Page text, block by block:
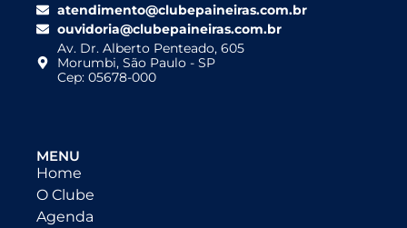
atendimento@clubepaineiras.com.br
ouvidoria@clubepaineiras.com.br
Av. Dr. Alberto Penteado, 605
Morumbi, São Paulo - SP
Cep: 05678-000
MENU
Home
O Clube
Agenda